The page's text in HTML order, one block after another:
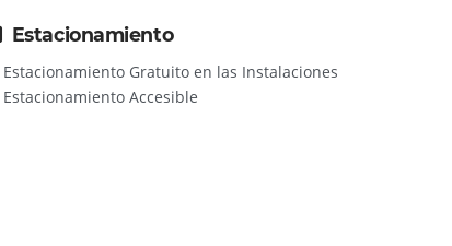
Estacionamiento
Estacionamiento Gratuito en las Instalaciones
Estacionamiento Accesible